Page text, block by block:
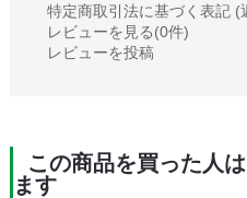
特定商取引法に基づく表記 (
レビューを見る(0件)
レビューを投稿
この商品を買った人
ます